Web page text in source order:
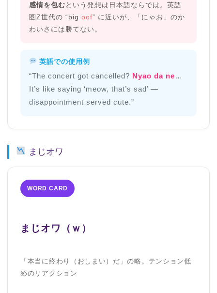
感情を包むという発想は日本語ならでは。英語
圏Z世代の “big oof” に近いが、「にゃお」のか
わいさには勝てない。
英語での使用例
“The concert got cancelled? Nyao da ne…
It’s like saying ‘meow, that’s sad’ —
disappointment served cute.”
まじオワ
WORD CARD
まじオワ（ｗ）
「本当に終わり（おしまい）だ」の略。テンション低
めのリアクション